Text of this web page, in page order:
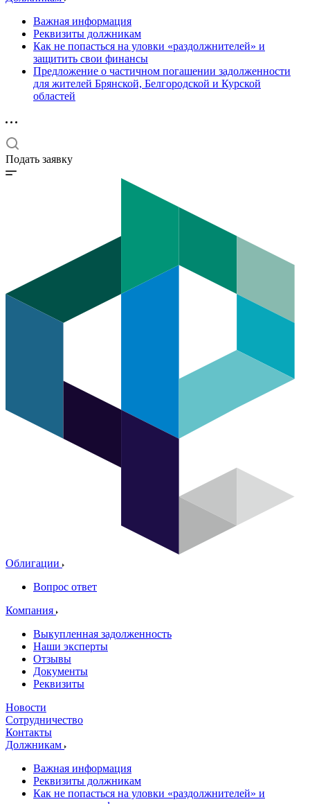
Важная информация
Реквизиты должникам
Как не попасться на уловки «раздолжнителей» и
защитить свои финансы
Предложение о частичном погашении задолженности
для жителей Брянской, Белгородской и Курской
областей
Подать заявку
Облигации
Вопрос ответ
Компания
Выкупленная задолженность
Наши эксперты
Отзывы
Документы
Реквизиты
Новости
Сотрудничество
Контакты
Должникам
Важная информация
Реквизиты должникам
Как не попасться на уловки «раздолжнителей» и